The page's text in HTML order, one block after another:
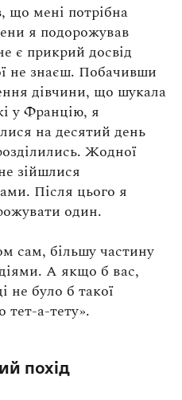
що мені потрібна
я подорожував
є прикрий досвід
не знаєш. Побачивши
дівчини, що шукала
у Францію, я
на десятий день
Жодної
зійшлися
Після цього я
один.
сам, більшу частину
А якщо б вас,
не було б такої
тет-а-тету».
похід